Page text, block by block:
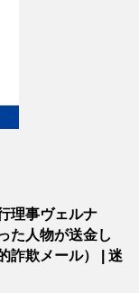
理事ヴェルナ
た人物が送金し
詐欺メール） | 迷